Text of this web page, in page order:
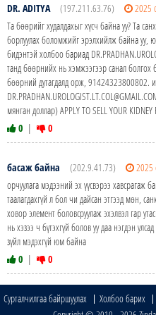
DR. ADITYA (197.211.63.76)
2025
Та бөөрийг худалдахыг хүсч байна уу? Та
борлуулах боломжийг эрэлхийлж байна уу,
бидэнтэй холбоо бариад
танд бөөрнийх нь хэмжээгээр санал болгох
бөөрний дутагдалд орж, 91424323800802.
мянган доллар) APPLY TO SELL YOUR
0 | 0
басаж байна (202.9.41.73)
2025
орчуулага мэдээний эх үүсвэрээ хавсрагаж
таалагдахгүй л бол чи дайсан этгээд мөн,
ховор элемент боловсруулаж эхэлвэл гар
нь хэзээ ч бүтэхгүй болов уу даа нэгдэн
зүйл мэдэхгүй юм байна
0 | 0
Сурталчилгаа байршуулах Холбоо барих